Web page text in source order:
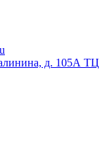
д. 105А